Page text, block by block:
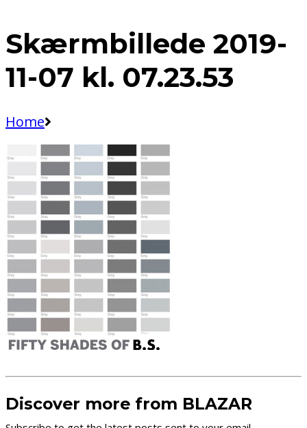
Skærmbillede 2019-
11-07 kl. 07.23.53
Home
Discover more from BLAZAR